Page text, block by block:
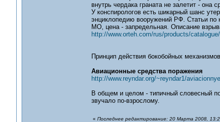
внутрь чердака граната не залетит - она
У конспирологов есть шикарный шанс
энциклопедию вооружений РФ. Статьи по
МО, цена - запредельная. Описание
http://www.orteh.com/rus/products/
Принцип действия бокобойных
Авиационные средства поражения
http://www.reyndar.org/~reyndar1/
В общем и целом - типичный словесный
звучало по-взрослому.
« Последнее редактирование: 20 Марта 2008,